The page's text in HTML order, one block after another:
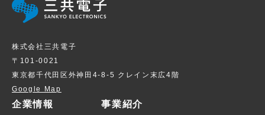
株式会社三共電子
〒101-0021
東京都千代田区外神田4-8-5 クレイン末広4階
Google Map
企業情報 事業紹介